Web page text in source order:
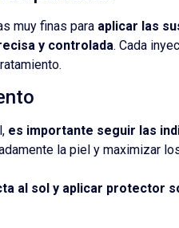
muy finas para aplicar las
y controlada. Cada
es importante seguir las
la piel y maximizar
al sol y aplicar protector